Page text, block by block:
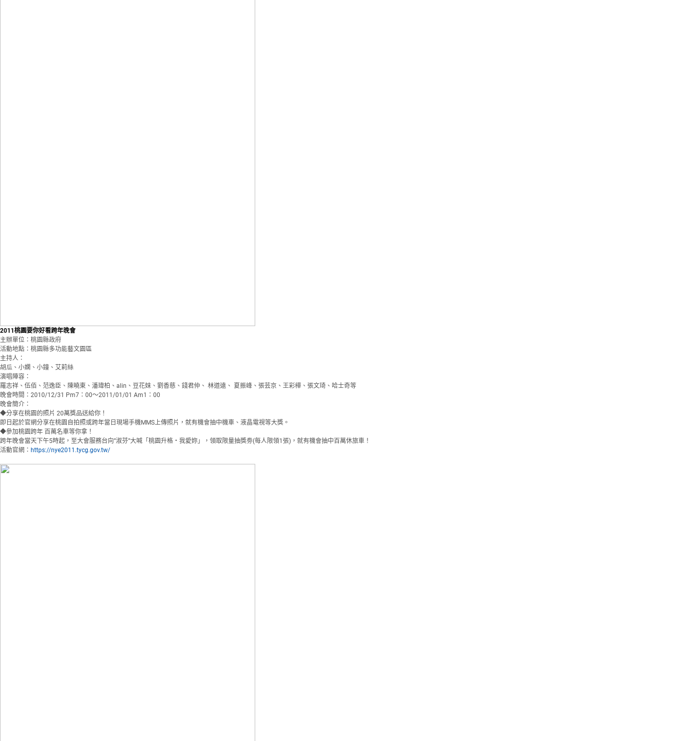
2011桃園要你好看跨年晚會
主辦單位：桃園縣政府
活動地點：桃園縣多功能藝文園區
主持人：
胡瓜、小嫻、小鐘、艾莉絲
演唱陣容：
羅志祥、伍佰、范逸臣、陳曉東、潘瑋柏、alin、豆花妹、劉香慈、錢君仲、 林道遠、 夏振峰、張芸京、王彩樺、張文琦、哈士奇等
晚會時間：2010/12/31 Pm7：00～2011/01/01 Am1：00
晚會簡介：
◆分享在桃園的照片 20萬獎品送給你！
即日起於官網分享在桃園自拍照或跨年當日現場手機MMS上傳照片，就有機會抽中機車、液晶電視等大獎。
◆參加桃園跨年 百萬名車等你拿！
跨年晚會當天下午5時起，至大會服務台向”淑芬”大喊「桃園升格‧我愛妳」，領取限量抽獎劵(每人限領1張)，就有機會抽中百萬休旅車！
活動官網： https://nye2011.tycg.gov.tw/